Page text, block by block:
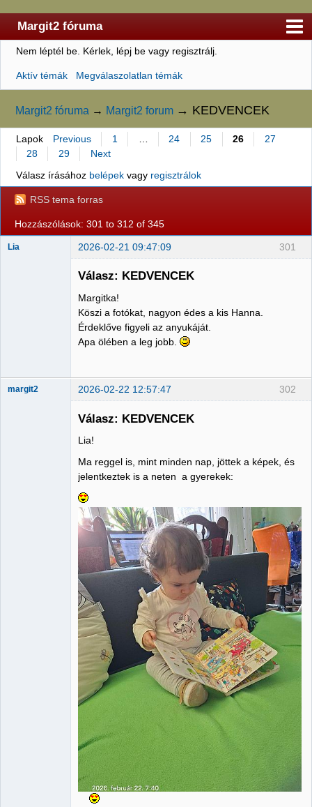
Margit2 fóruma
Kezdőlap
Felhasználólista
Szabályzat
Keresés
Regisztráció
Belépés
Nem léptél be. Kérlek, lépj be vagy regisztrálj.
Aktív témák Megválaszolatlan témák
Margit2 fóruma → Margit2 forum → KEDVENCEK
Lapok Previous 1 24 25 26
27
28
29
Next
Válasz írásához belépekvagy regisztrálok
RSS tema forras
Hozzászólások: 301 to 312 of 345
301
Lia 2026-02-21 09:47:09
Válasz: KEDVENCEK
Margitka!
Köszi a fotókat, nagyon édes a kis Hanna.
Érdeklőve figyeli az anyukáját.
Apa ölében a leg jobb.
302
margit2 2026-02-22 12:57:47
Válasz: KEDVENCEK
Lia!
Ma reggel is, mint minden nap, jöttek a képek, és
jelentkeztek is a neten a gyerekek: